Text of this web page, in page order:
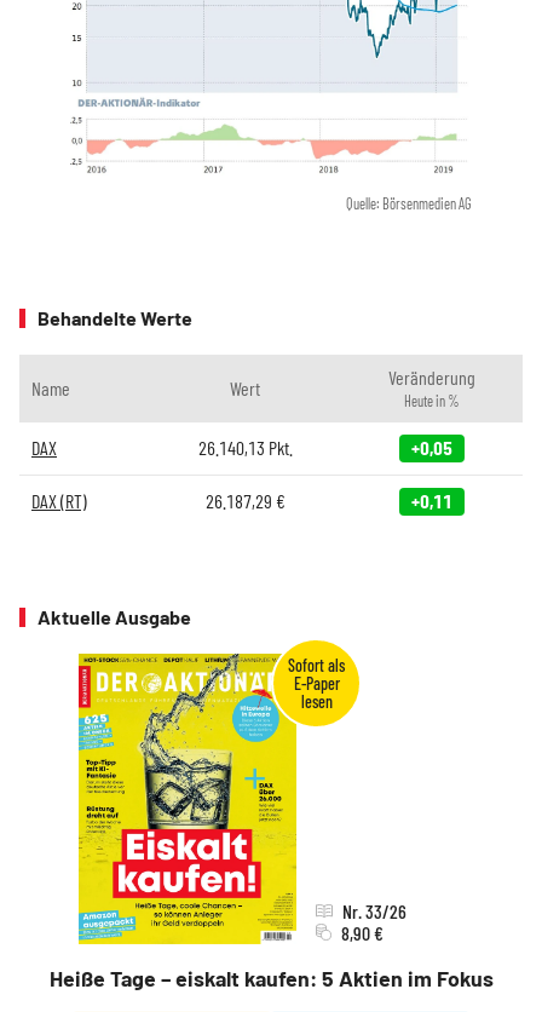
Quelle: Börsenmedien AG
Behandelte Werte
Name Wert Veränderung
Heute in %
DAX 26.140,13 Pkt. +0,05
DAX (RT) 26.187,29 € +0,11
Aktuelle Ausgabe
Heiße Tage – eiskalt kaufen: 5 Aktien im Fokus
Nr. 33/26
8,90 €